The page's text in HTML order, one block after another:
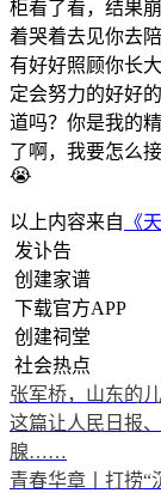
柜看了看，结果
着哭着去见你去
有好好照顾你长
定会努力的好好
道吗？你是我的
了啊，我要怎么
😭
以上内容来自 《
发讣告
创建家谱
下载官方APP
创建祠堂
社会热点
张军桥，山东的
这篇让人民日报
腺……
青春华章丨打捞“